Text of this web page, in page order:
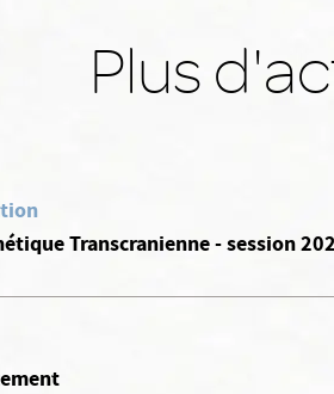
Plus
Transcranienne - session